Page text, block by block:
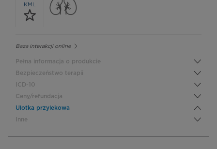
KML
Baza interakcji online
Pełna informacja o produkcie
Bezpieczeństwo terapii
ICD-10
Ceny/refundacja
Ulotka przylekowa
Inne